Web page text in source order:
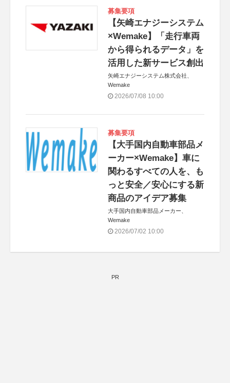
募集要項
【矢崎エナジーシステム
×Wemake】「走行車両
から得られるデータ」を
活用した新サービス創出
矢崎エナジーシステム株式会社、
Wemake
2026/07/08 10:00
募集要項
【大手国内自動車部品メ
ーカー×Wemake】車に
関わるすべての人を、も
っと安全／安心にする新
商品のアイデア募集
大手国内自動車部品メーカー、
Wemake
2026/07/02 10:00
PR